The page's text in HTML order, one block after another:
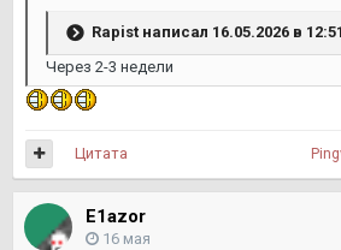
Rapist написал 16.05.2026 в
Через 2-3 недели
Цитата
E1azor
16 мая